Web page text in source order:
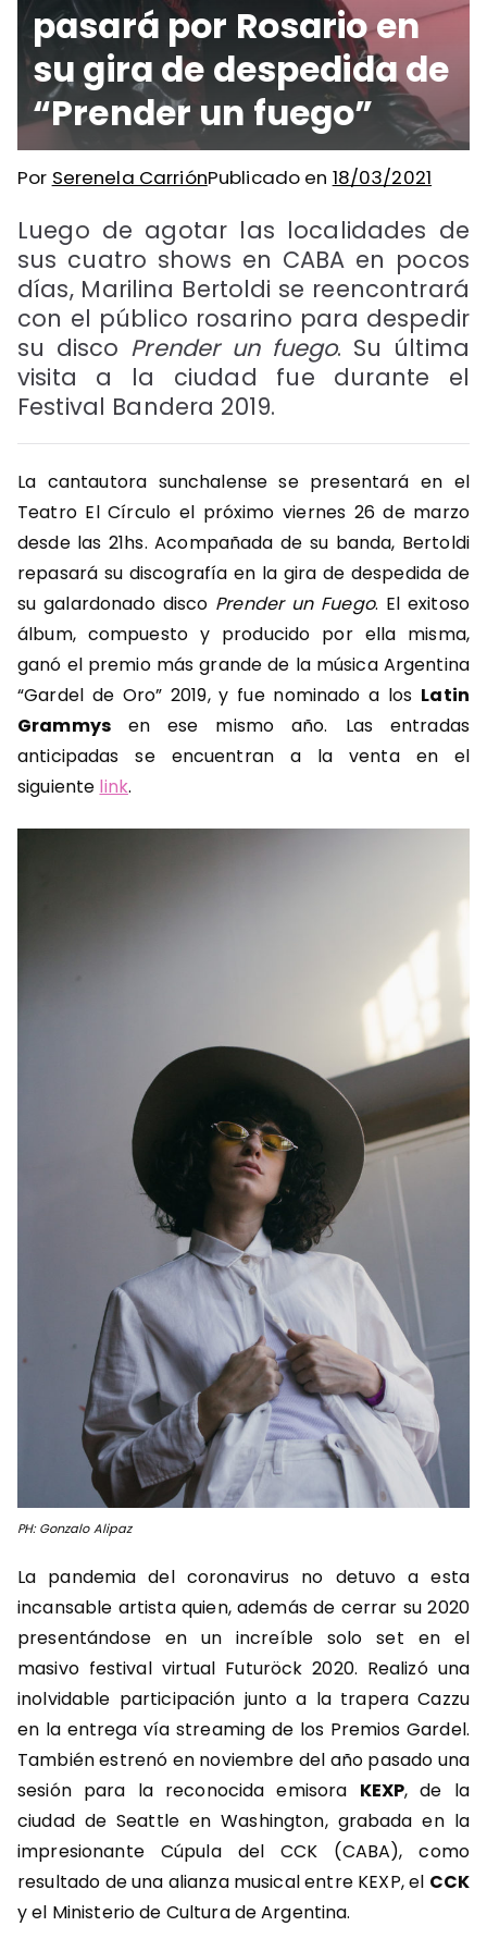
pasará por Rosario en
su gira de despedida de
“Prender un fuego”
Por Serenela CarriónPublicado en 18/03/2021
Luego de agotar las localidades de
sus cuatro shows en CABA en pocos
días, Marilina Bertoldi se reencontrará
con el público rosarino para despedir
su disco Prender un fuego. Su última
visita a la ciudad fue durante el
Festival Bandera 2019.
La cantautora sunchalense se presentará en el
Teatro El Círculo el próximo viernes 26 de marzo
desde las 21hs. Acompañada de su banda, Bertoldi
repasará su discografía en la gira de despedida de
su galardonado disco Prender un Fuego. El exitoso
álbum, compuesto y producido por ella misma,
ganó el premio más grande de la música Argentina
“Gardel de Oro” 2019, y fue nominado a los Latin
Grammysen ese mismo año. Las entradas
anticipadas se encuentran a la venta en el
siguiente link.
PH: Gonzalo Alipaz
La pandemia del coronavirus no detuvo a esta
incansable artista quien, además de cerrar su 2020
presentándose en un increíble solo set en el
masivo festival virtual Futuröck 2020. Realizó una
inolvidable participación junto a la trapera Cazzu
en la entrega vía streaming de los Premios Gardel.
También estrenó en noviembre del año pasado una
sesión para la reconocida emisora KEXP, de la
ciudad de Seattle en Washington, grabada en la
impresionante Cúpula del CCK (CABA), como
resultado de una alianza musical entre KEXP, el CCK
y el Ministerio de Cultura de Argentina.